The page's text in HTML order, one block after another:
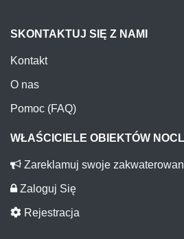
SKONTAKTUJ SIĘ Z NAMI
Kontakt
O nas
Pomoc (FAQ)
WŁAŚCICIELE OBIEKTÓW
Zareklamuj swoje
Zaloguj Się
Rejestracja